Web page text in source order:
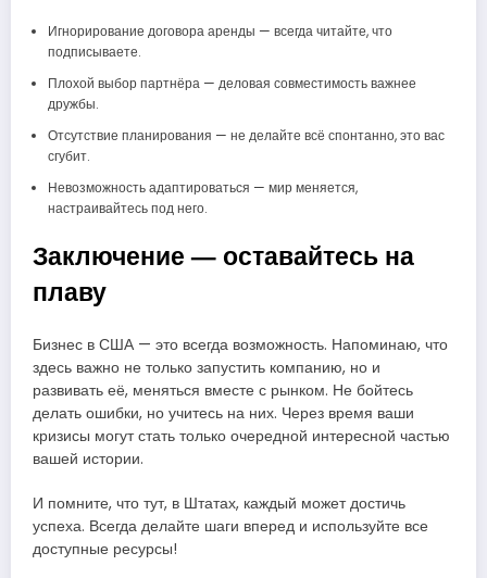
Игнорирование договора аренды — всегда читайте, что
подписываете.
Плохой выбор партнёра — деловая совместимость важнее
дружбы.
Отсутствие планирования — не делайте всё спонтанно, это вас
сгубит.
Невозможность адаптироваться — мир меняется,
настраивайтесь под него.
Заключение — оставайтесь на
плаву
Бизнес в США — это всегда возможность. Напоминаю, что
здесь важно не только запустить компанию, но и
развивать её, меняться вместе с рынком. Не бойтесь
делать ошибки, но учитесь на них. Через время ваши
кризисы могут стать только очередной интересной частью
вашей истории.
И помните, что тут, в Штатах, каждый может достичь
успеха. Всегда делайте шаги вперед и используйте все
доступные ресурсы!